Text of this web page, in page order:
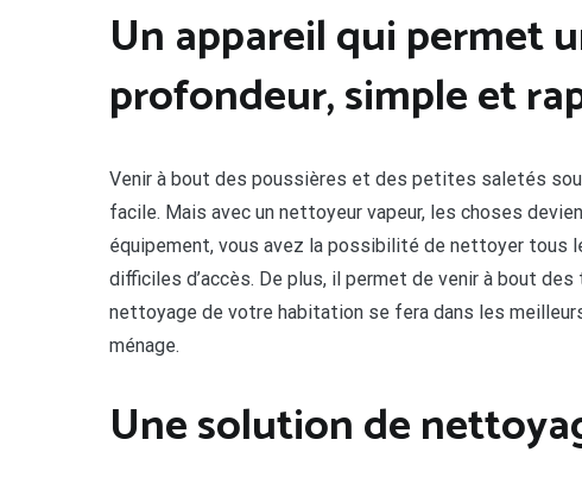
Un appareil qui permet
profondeur, simple et
Venir à bout des poussières et des petites saletés
facile. Mais avec un nettoyeur vapeur, les choses
équipement, vous avez la possibilité de nettoyer tous
difficiles d’accès. De plus, il permet de venir à bout
nettoyage de votre habitation se fera dans les
ménage.
Une solution de